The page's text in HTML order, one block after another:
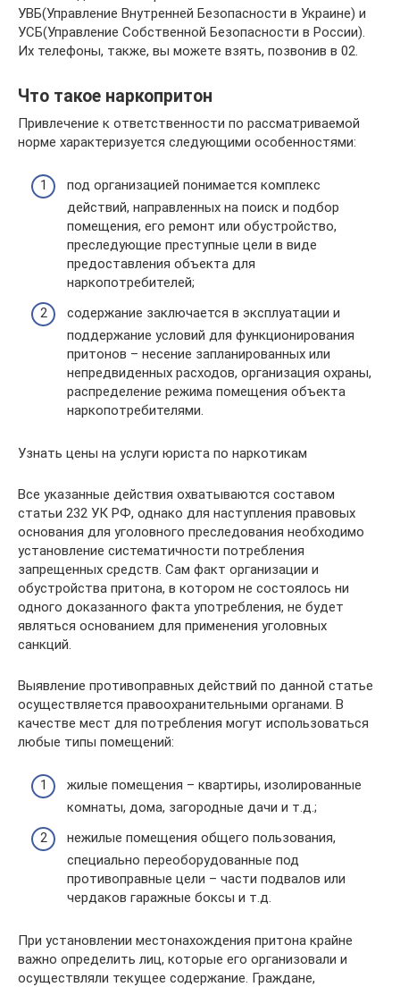
УВБ(Управление Внутренней Безопасности в Украине) и
УСБ(Управление Собственной Безопасности в России).
Их телефоны, также, вы можете взять, позвонив в 02.
Что такое наркопритон
Привлечение к ответственности по рассматриваемой
норме характеризуется следующими особенностями:
под организацией понимается комплекс
действий, направленных на поиск и подбор
помещения, его ремонт или обустройство,
преследующие преступные цели в виде
предоставления объекта для
наркопотребителей;
содержание заключается в эксплуатации и
поддержание условий для функционирования
притонов – несение запланированных или
непредвиденных расходов, организация охраны,
распределение режима помещения объекта
наркопотребителями.
Узнать цены на услуги юриста по наркотикам
Все указанные действия охватываются составом
статьи 232 УК РФ, однако для наступления правовых
основания для уголовного преследования необходимо
установление систематичности потребления
запрещенных средств. Сам факт организации и
обустройства притона, в котором не состоялось ни
одного доказанного факта употребления, не будет
являться основанием для применения уголовных
санкций.
Выявление противоправных действий по данной статье
осуществляется правоохранительными органами. В
качестве мест для потребления могут использоваться
любые типы помещений:
жилые помещения – квартиры, изолированные
комнаты, дома, загородные дачи и т.д.;
нежилые помещения общего пользования,
специально переоборудованные под
противоправные цели – части подвалов или
чердаков гаражные боксы и т.д.
При установлении местонахождения притона крайне
важно определить лиц, которые его организовали и
осуществляли текущее содержание. Граждане,